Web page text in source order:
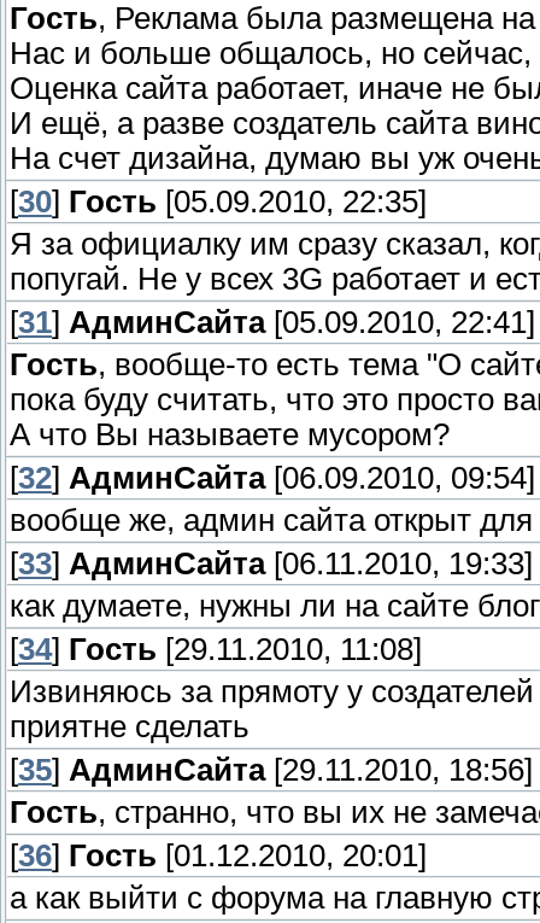
Гость, Реклама была размещена
Нас и больше общалось, но сейчас,
Оценка сайта работает, иначе не
И ещё, а разве создатель сайта
На счет дизайна, думаю вы уж
[30] Гость [05.09.2010, 22:35]
Я за официалку им сразу сказал,
попугай. Не у всех 3G работает и
[31] АдминСайта[05.09.2010, 22:41]
Гость, вообще-то есть тема "О
пока буду считать, что это просто
А что Вы называете мусором?
[32] АдминСайта[06.09.2010, 09:54]
вообще же, админ сайта открыт
[33] АдминСайта[06.11.2010, 19:33]
как думаете, нужны ли на сайте
[34] Гость [29.11.2010, 11:08]
Извиняюсь за прямоту у
приятне сделать
[35] АдминСайта[29.11.2010, 18:56]
Гость, странно, что вы их не
[36] Гость [01.12.2010, 20:01]
а как выйти с форума на главную